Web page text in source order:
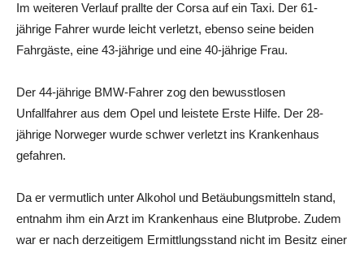
Im weiteren Verlauf prallte der Corsa auf ein Taxi. Der 61-
jährige Fahrer wurde leicht verletzt, ebenso seine beiden
Fahrgäste, eine 43-jährige und eine 40-jährige Frau.
Der 44-jährige BMW-Fahrer zog den bewusstlosen
Unfallfahrer aus dem Opel und leistete Erste Hilfe. Der 28-
jährige Norweger wurde schwer verletzt ins Krankenhaus
gefahren.
Da er vermutlich unter Alkohol und Betäubungsmitteln stand,
entnahm ihm ein Arzt im Krankenhaus eine Blutprobe. Zudem
war er nach derzeitigem Ermittlungsstand nicht im Besitz einer